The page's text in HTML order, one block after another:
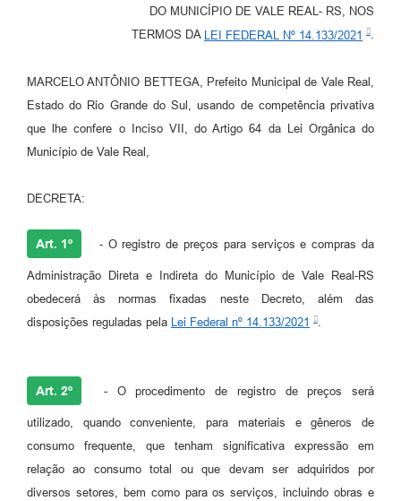
DO MUNICÍPIO DE VALE REAL- RS, NOS
TERMOS DA
LEI FEDERAL Nº 14.133/2021 .
MARCELO ANTÔNIO BETTEGA, Prefeito Municipal de Vale Real,
Estado do Rio Grande do Sul, usando de competência privativa
que lhe confere o Inciso VII, do Artigo 64 da Lei Orgânica do
Município de Vale Real,
DECRETA:
Art. 1º - O registro de preços para serviços e compras da
Administração Direta e Indireta do Município de Vale Real-RS
obedecerá às normas fixadas neste Decreto, além das
disposições reguladas pela Lei Federal nº 14.133/2021 .
Art. 2º - O procedimento de registro de preços será
utilizado, quando conveniente, para materiais e gêneros de
consumo frequente, que tenham significativa expressão em
relação ao consumo total ou que devam ser adquiridos por
diversos setores, bem como para os serviços, incluindo obras e